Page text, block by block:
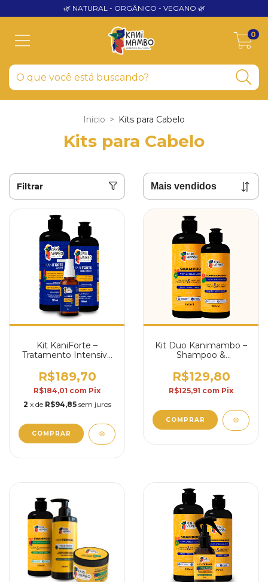
🌿 NATURAL - ORGÂNICO - VEGANO 🌿
0
Início > Kits para Cabelo
Kits para Cabelo
Filtrar
Kit KaniForte –
Tratamento Intensivo
Capilar
R$189,70
R$184,01 com Pix
2 x de R$94,85 sem juros
Kit Duo Kanimambo –
Shampoo &
ou Cacheado
R$129,80
R$125,91 com Pix
COMPRAR